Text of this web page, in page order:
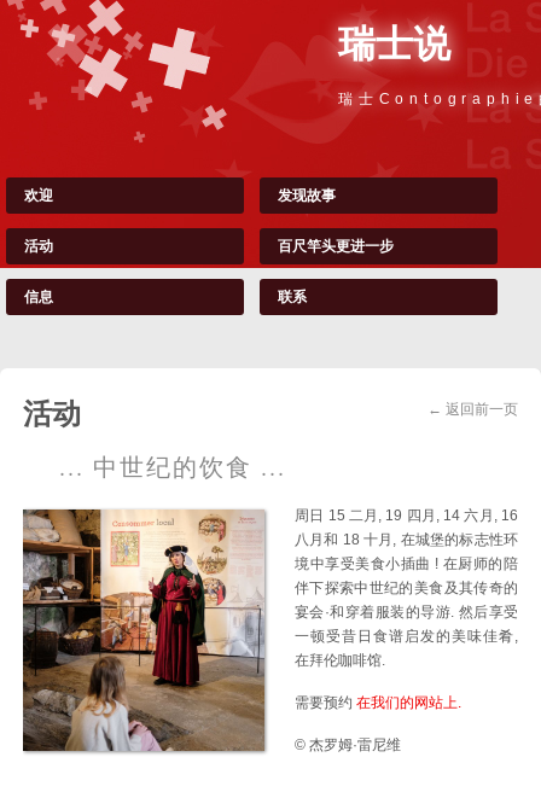
瑞士说
瑞士Contographie
欢迎 发现故事
活动 百尺竿头更进一步
信息 联系
← 返回前一页
活动
... 中世纪的饮食 ...
周日 15 二月, 19 四月, 14 六月, 16
八月和 18 十月, 在城堡的标志性环
境中享受美食小插曲 ! 在厨师的陪
伴下探索中世纪的美食及其传奇的
宴会·和穿着服装的导游. 然后享受
一顿受昔日食谱启发的美味佳肴,
在拜伦咖啡馆.
需要预约 在我们的网站上.
© 杰罗姆·雷尼维